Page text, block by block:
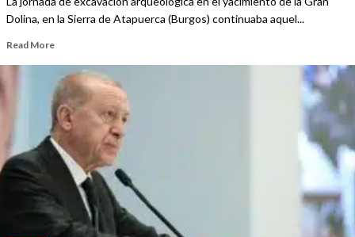
Dolina, en la Sierra de Atapuerca (Burgos) continuaba aquel...
Read More